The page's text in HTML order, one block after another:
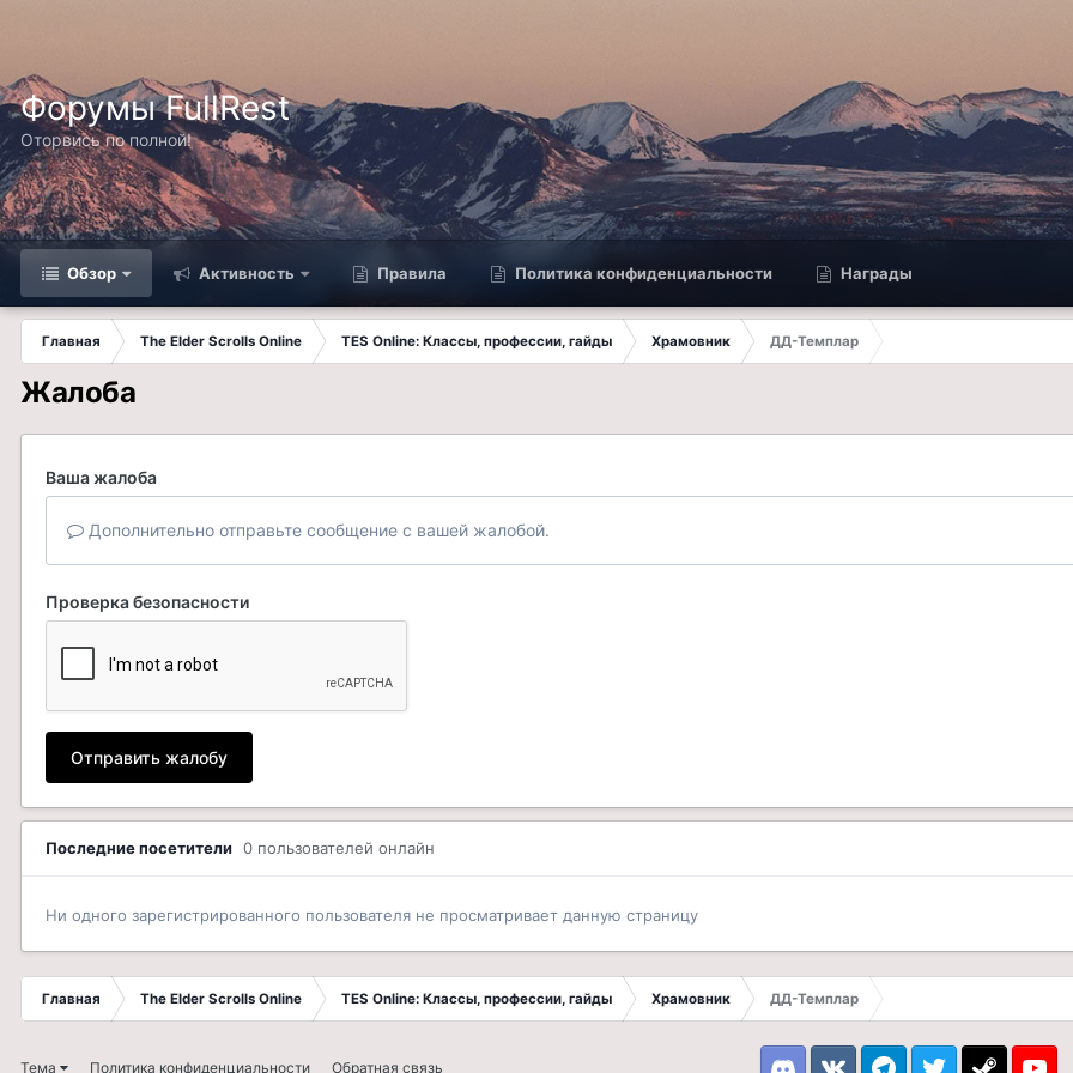
Форумы FullRest
Оторвись по полной!
Обзор Активность Правила Политика конфиденциальности Награды
Главная The Elder Scrolls Online TES Online: Классы, профессии, гайды Храмовник
ДД-Темплар
Жалоба
Ваша жалоба
Дополнительно отправьте сообщение с вашей жалобой.
Проверка безопасности
Отправить жалобу
Последние посетители 0 пользователей онлайн
Ни одного зарегистрированного пользователя не просматривает данную страницу
Главная The Elder Scrolls Online TES Online: Классы, профессии, гайды Храмовник ДД-Темплар
Тема Политика конфиденциальности Обратная связь